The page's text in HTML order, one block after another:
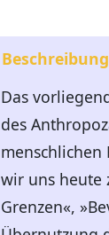
Beschreibung
Das
des
wir uns heute
Grenzen«,